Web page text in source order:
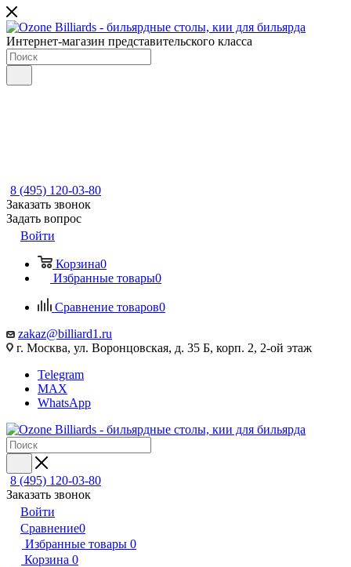
Интернет-магазин представительского класса
8 (495) 120-03-80
Заказать звонок
Задать вопрос
Войти
Корзина0
Избранные товары0
Сравнение товаров0
zakaz@billiard1.ru
г. Москва, ул. Воронцовская, д. 35 Б, корп. 2, 2-ой этаж
Telegram
MAX
WhatsApp
8 (495) 120-03-80
Заказать звонок
Войти
Сравнение0
Избранные товары 0
Корзина 0